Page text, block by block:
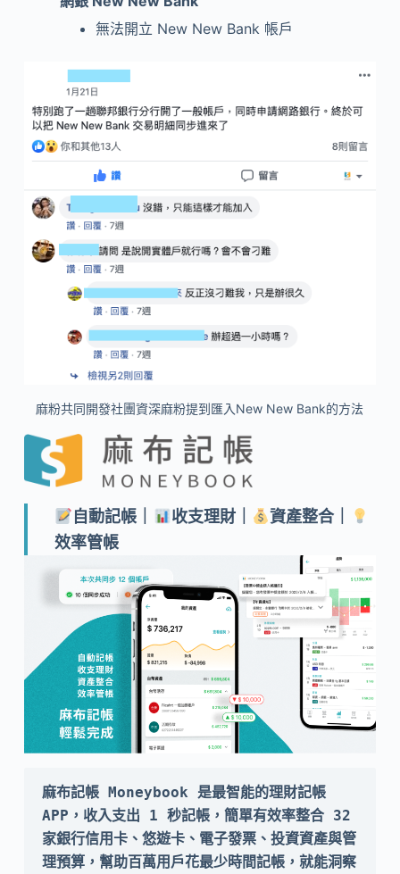
無法開立 New New Bank 帳戶
麻粉共同開發社團資深麻粉提到匯入New New Bank的方法
自動記帳｜ 收支理財｜
資產整合｜
效率管帳
麻布記帳 Moneybook 是最智能的理財記帳
APP，收入支出 1 秒記帳，簡單有效率整合 32
家銀行信用卡、悠遊卡、電子發票、投資資產與管
理預算，幫助百萬用戶花最少時間記帳，就能洞察